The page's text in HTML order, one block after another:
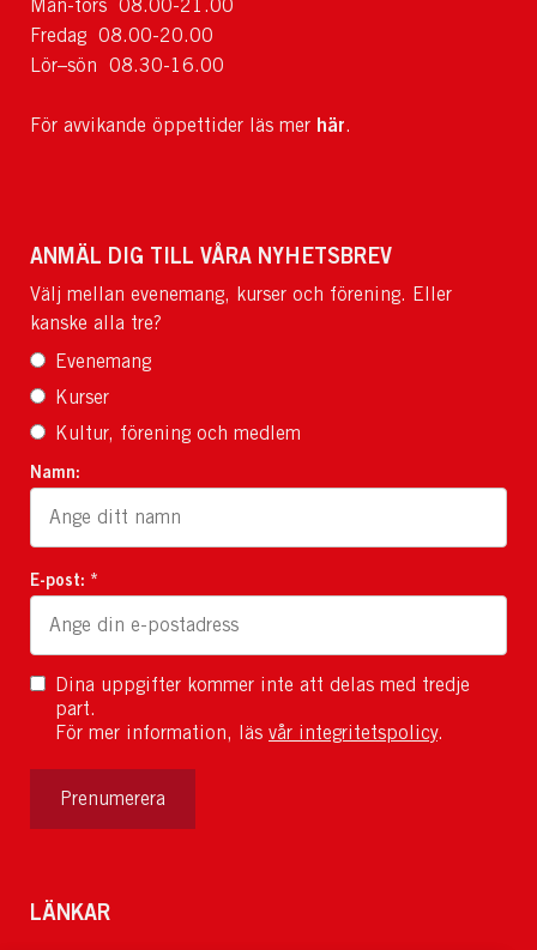
Mån-tors 08.00-21.00
Fredag 08.00-20.00
Lör–sön 08.30-16.00
För avvikande öppettider läs mer här.
ANMÄL DIG TILL VÅRA NYHETSBREV
Välj mellan evenemang, kurser och förening. Eller
kanske alla tre?
Evenemang
Kurser
Kultur, förening och medlem
Namn:
E-post: *
Dina uppgifter kommer inte att delas med tredje
part.
För mer information, läs vår integritetspolicy.
Prenumerera
LÄNKAR